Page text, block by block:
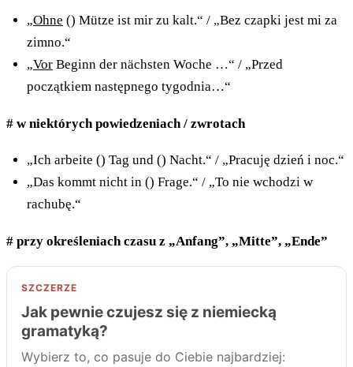
„Ohne () Mütze ist mir zu kalt.“ / „Bez czapki jest mi za
zimno.“
„Vor Beginn der nächsten Woche …“ / „Przed
początkiem następnego tygodnia…“
# w niektórych powiedzeniach / zwrotach
„Ich arbeite () Tag und () Nacht.“ / „Pracuję dzień i noc.“
„Das kommt nicht in () Frage.“ / „To nie wchodzi w
rachubę.“
# przy określeniach czasu z „Anfang”, „Mitte”, „Ende”